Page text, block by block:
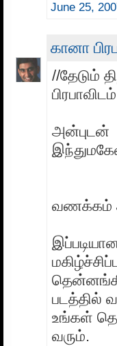
June 25,
கானா
//தேடும்
அன்புடன்
படத்தில்
உங்கள்
வரும்.